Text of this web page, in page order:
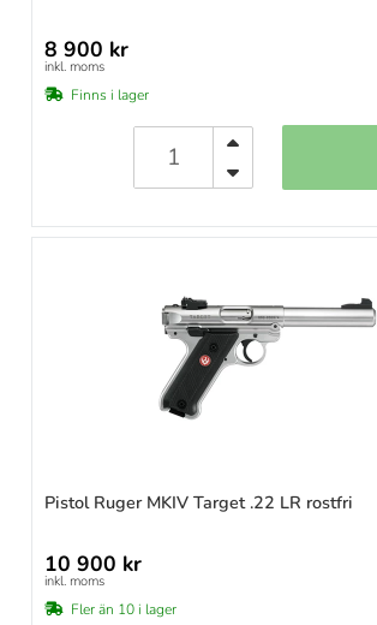
8 900 kr
inkl. moms
Finns i lager
Pistol Ruger MKIV Target .22 LR rostfri
10 900 kr
inkl. moms
Fler än 10 i lager